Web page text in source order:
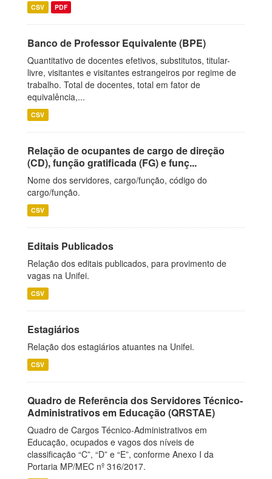
CSV PDF
Banco de Professor Equivalente (BPE)
Quantitativo de docentes efetivos, substitutos, titular-
livre, visitantes e visitantes estrangeiros por regime de
trabalho. Total de docentes, total em fator de
equivalência,...
CSV
Relação de ocupantes de cargo de direção
(CD), função gratificada (FG) e funç...
Nome dos servidores, cargo/função, código do
cargo/função.
CSV
Editais Publicados
Relação dos editais publicados, para provimento de
vagas na Unifei.
CSV
Estagiários
Relação dos estagiários atuantes na Unifei.
CSV
Quadro de Referência dos Servidores Técnico-
Administrativos em Educação (QRSTAE)
Quadro de Cargos Técnico-Administrativos em
Educação, ocupados e vagos dos níveis de
classificação “C”, “D” e “E”, conforme Anexo I da
Portaria MP/MEC nº 316/2017.